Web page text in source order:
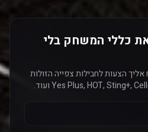
כללי המשחק בלי
הצעות לחבילות צפייה הזולות